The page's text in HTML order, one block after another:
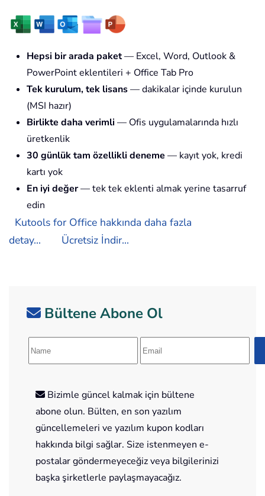
Hepsi bir arada paket— Excel, Word, Outlook &
PowerPoint eklentileri + Office Tab Pro
Tek kurulum, tek lisans— dakikalar içinde kurulun
(MSI hazır)
Birlikte daha verimli — Ofis uygulamalarında hızlı
üretkenlik
30 günlük tam özellikli deneme — kayıt yok, kredi
kartı yok
En iyi değer— tek tek eklenti almak yerine tasarruf
edin
Kutools for Office hakkında daha fazla
detay...
Ücretsiz İndir...
Bültene Abone Ol
Bizimle güncel kalmak için bültene
abone olun. Bülten, en son yazılım
güncellemeleri ve yazılım kupon kodları
hakkında bilgi sağlar. Size istenmeyen e-
postalar göndermeyeceğiz veya bilgilerinizi
başka şirketlerle paylaşmayacağız.